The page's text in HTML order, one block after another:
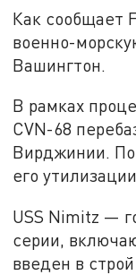
Как сообщает
военно-
Вашингтон.
В рамках
CVN-68
Вирджинии.
его
USS Nimitz —
серии,
введен в